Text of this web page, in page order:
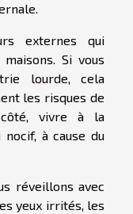
externes qui
Si vous
lourde, cela
les risques de
côté, vivre à la
à cause du
réveillons avec
yeux irrités, les